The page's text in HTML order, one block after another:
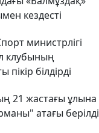
кездесті
министрлігі
клубының
білдірді
21 жастағы ұлына
атағы берілді